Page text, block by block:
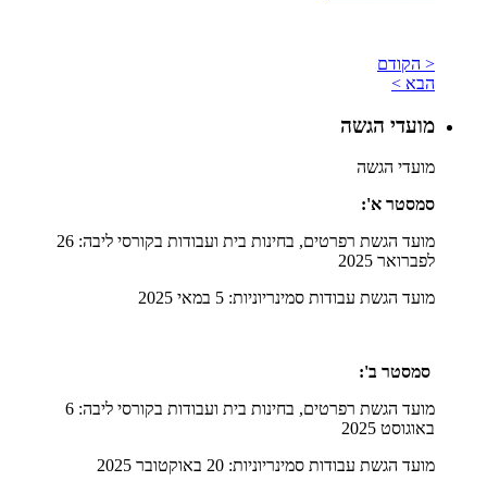
< הקודם
הבא >
מועדי הגשה
מועדי הגשה
סמסטר א':
מועד הגשת רפרטים, בחינות בית ועבודות בקורסי ליבה: 26
לפברואר 2025
מועד הגשת עבודות סמינריוניות: 5 במאי 2025
סמסטר ב':
מועד הגשת רפרטים, בחינות בית ועבודות בקורסי ליבה: 6
באוגוסט 2025
מועד הגשת עבודות סמינריוניות: 20 באוקטובר 2025